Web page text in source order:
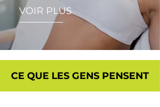
VOIR PLUS
CE QUE LES GENS PENSENT